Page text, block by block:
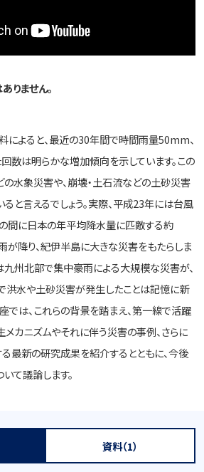
りません。
によると、最近の30年間で時間雨量50mm、
数は明らかな増加傾向を示しています。この
の水象災害や、崩壊・土石流などの土砂災害
と言えるでしょう。実際、平成23年には台風
間に日本の年平均降水量に匹敵する約
降り、紀伊半島に大きな災害をもたらしま
九州北部で集中豪雨による大規模な災害が、
洪水や土砂災害が発生したことは記憶に新
では、これらの背景を踏まえ、第一線で活躍
カニズムやそれに伴う災害の事例、さらに
最新の研究成果を紹介するとともに、今後
て議論します。
資料（1）